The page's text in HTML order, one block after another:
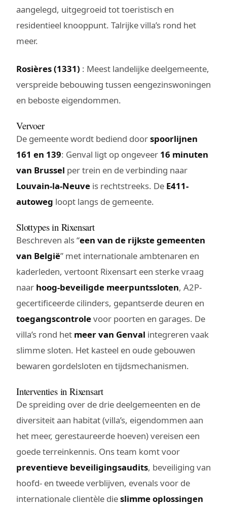
aangelegd, uitgegroeid tot toeristisch en
residentieel knooppunt. Talrijke villa’s rond het
meer.
Rosières (1331) : Meest landelijke deelgemeente,
verspreide bebouwing tussen eengezinswoningen
en beboste eigendommen.
Vervoer
De gemeente wordt bediend doorspoorlijnen
161 en 139: Genval ligt op ongeveer 16 minuten
van Brussel per trein en de verbinding naar
Louvain-la-Neuve is rechtstreeks. De E411-
autoweg loopt langs de gemeente.
Slottypes in Rixensart
Beschreven als “een van de rijkste gemeenten
van België” met internationale ambtenaren en
kaderleden, vertoont Rixensart een sterke vraag
naar hoog-beveiligde meerpuntssloten, A2P-
gecertificeerde cilinders, gepantserde deuren en
toegangscontrolevoor poorten en garages. De
villa’s rond het meer van Genval integreren vaak
slimme sloten. Het kasteel en oude gebouwen
bewaren gordelsloten en tijdsmechanismen.
Interventies in Rixensart
De spreiding over de drie deelgemeenten en de
diversiteit aan habitat (villa’s, eigendommen aan
het meer, gerestaureerde hoeven) vereisen een
goede terreinkennis. Ons team komt voor
preventieve beveiligingsaudits, beveiliging van
hoofd- en tweede verblijven, evenals voor de
internationale clientèle dieslimme oplossingen